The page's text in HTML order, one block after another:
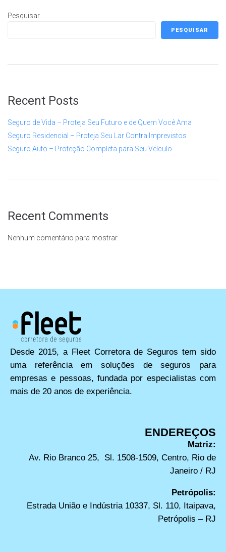
Pesquisar
PESQUISAR
Recent Posts
Seguro de Vida – Proteja Seu Futuro e de Quem Você Ama
Seguro Residencial – Proteja Seu Lar Contra Imprevistos
Seguro Auto – Proteção Completa para Seu Veículo
Recent Comments
Nenhum comentário para mostrar.
Desde 2015, a Fleet Corretora de Seguros tem sido
uma referência em soluções de seguros para
empresas e pessoas, fundada por especialistas com
mais de 20 anos de experiência.
ENDEREÇOS
Matriz:
Av. Rio Branco 25, Sl. 1508-1509, Centro, Rio de
Janeiro / RJ
Petrópolis:
Estrada União e Indústria 10337, Sl. 110, Itaipava,
Petrópolis – RJ